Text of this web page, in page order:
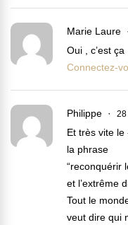
Marie Laure
Oui , c’est
Connectez-
Philippe 28
Et très vite le
la phrase
“reconquérir
et l’extrême
Tout le
veut dire qui